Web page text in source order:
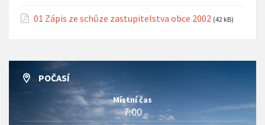
01 Zápis ze schůze zastupitelstva obce 2002 (42 kB)
POČASÍ
Místní čas
7:00